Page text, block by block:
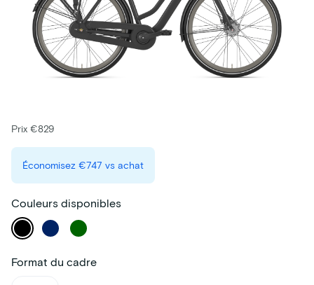
Prix €829
Économisez €747 vs achat
Couleurs disponibles
Format du cadre